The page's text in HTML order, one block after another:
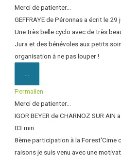
Merci de patienter...
GEFFRAYEdePéronnasa écrit le 29
Une très belle cyclo avec de très
Jura et des bénévoles aux petits
organisation à ne pas louper !
Permalien
Merci de patienter...
IGOR BEYER deCHARNOZ SUR AIN
03 min
8ème participation à la Forest'Cime
raisons je suis venu avec une